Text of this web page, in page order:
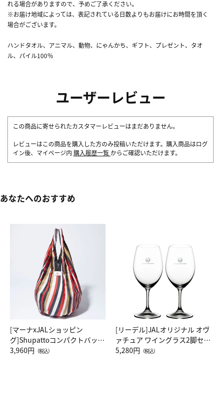
れる場合がありますので、予めご了承ください。
※お届け地域によっては、表記されている日数よりもお届けにお時間を頂く
場合がございます。
ハンドタオル、アニマル、動物、にゃんかち、ギフト、プレゼント、タオ
ル、パイル100％
ユーザーレビュー
この商品に寄せられたカスタマーレビューはまだありません。
レビューはこの商品を購入した方のみ投稿いただけます。購入商品はログ
イン後、マイページ内 購入履歴一覧 からご確認いただけます。
あなたへのおすすめ
[マーナxJALショッピン
グ]Shupattoコンパクトバッグ
Drop JAL客室乗務員（LC）ス
3,960円 （税込）
[リーデル]JALオリジナル オヴ
ァチュア ワイングラス2脚セッ
ト（レッドワイン）
5,280円 （税込）